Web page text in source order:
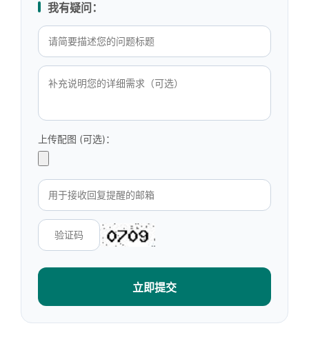
我有疑问：
上传配图 (可选)：
立即提交